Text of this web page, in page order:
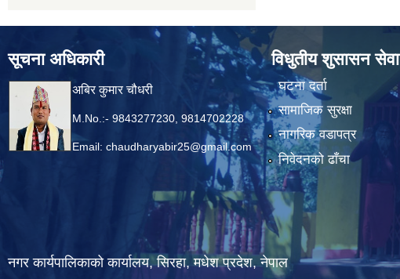
सूचना अधिकारी
अबिर कुमार चौधरी
M.No.:- 9843277230, 9814702228
Email: chaudharyabir25@gmail.com
विधुतीय शुसासन सेवा
घटना दर्ता
सामाजिक सुरक्षा
नागरिक वडापत्र
निवेदनको ढाँचा
नगर कार्यपालिकाको कार्यालय, सिरहा, मधेश प्रदेश, नेपाल